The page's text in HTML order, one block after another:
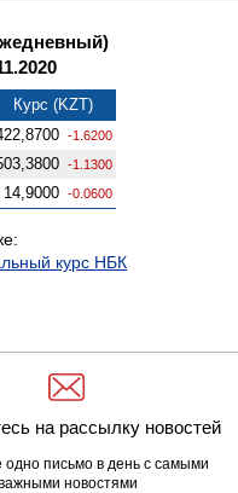
Курс (KZT)
-1.6200
-1.1300
14,9000 -0.0600
курс НБК
на рассылку новостей
одно письмо в день с самыми
новостями